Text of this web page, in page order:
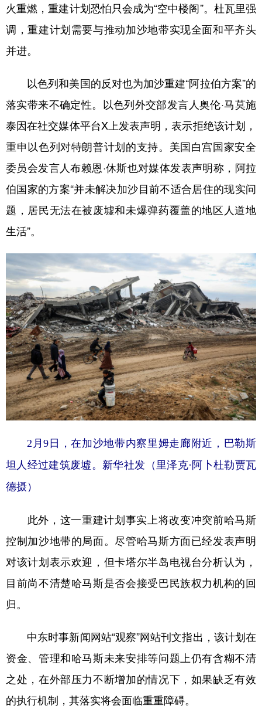
火重燃，重建计划恐怕只会成为“空中楼阁”。杜瓦里强
调，重建计划需要与推动加沙地带实现全面和平齐头
并进。
以色列和美国的反对也为加沙重建“阿拉伯方案”的
落实带来不确定性。以色列外交部发言人奥伦·马莫施
泰因在社交媒体平台X上发表声明，表示拒绝该计划，
重申以色列对特朗普计划的支持。美国白宫国家安全
委员会发言人布赖恩·休斯也对媒体发表声明称，阿拉
伯国家的方案“并未解决加沙目前不适合居住的现实问
题，居民无法在被废墟和未爆弹药覆盖的地区人道地
生活”。
2月9日，在加沙地带内察里姆走廊附近，巴勒斯
坦人经过建筑废墟。新华社发（里泽克·阿卜杜勒贾瓦
德摄）
此外，这一重建计划事实上将改变冲突前哈马斯
控制加沙地带的局面。尽管哈马斯方面已经发表声明
对该计划表示欢迎，但卡塔尔半岛电视台分析认为，
目前尚不清楚哈马斯是否会接受巴民族权力机构的回
归。
中东时事新闻网站“观察”网站刊文指出，该计划在
资金、管理和哈马斯未来安排等问题上仍有含糊不清
之处，在外部压力不断增加的情况下，如果缺乏有效
的执行机制，其落实将会面临重重障碍。